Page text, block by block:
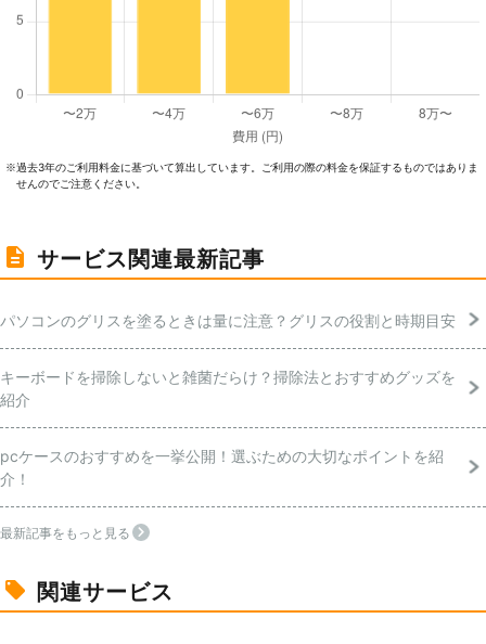
※過去3年のご利⽤料⾦に基づいて算出しています。ご利⽤の際の料⾦を保証するものではありま
せんのでご注意ください。
サービス関連最新記事
パソコンのグリスを塗るときは量に注意？グリスの役割と時期目安
キーボードを掃除しないと雑菌だらけ？掃除法とおすすめグッズを
紹介
pcケースのおすすめを一挙公開！選ぶための大切なポイントを紹
介！
最新記事をもっと見る
関連サービス